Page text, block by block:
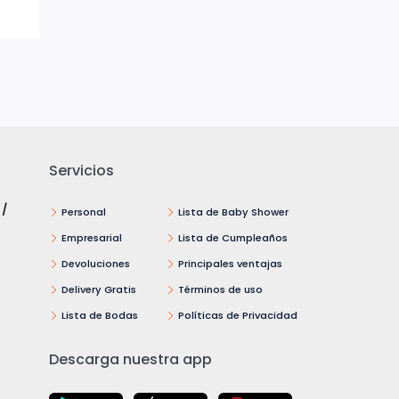
/
Servicios
Personal
Empresarial
Devoluciones
Delivery Gratis
Lista de Bodas
Lista de Baby Shower
Lista de Cumpleaños
Principales ventajas
Términos de uso
Políticas de Privacidad
Descarga nuestra app